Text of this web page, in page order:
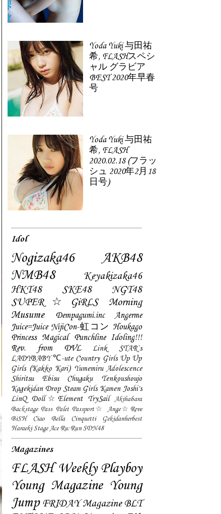
Yoda Yuki 与田祐
希, FLASHスペシ
ャル グラビア
BEST 2020年早春
号
Yoda Yuki 与田祐
希, FLASH
2020.02.18 (フラッ
シュ 2020年2月18
日号)
Idol
Nogizaka46
AKB48
NMB48
Keyakizaka46
HKT48
SKE48
NGT48
SUPER☆GiRLS
Morning
Musume
Dempagumi.inc
Angerme
Juice=Juice NijiCon-虹コン Houkago
Princess Magical Punchline Idoling!!!
Rev. from DVL
Link STAR`s
LADYBABY ℃-ute Country Girls Up Up
Girls (Kakko Kari) Yumemiru Adolescence
Shiritsu Ebisu Chugaku
Tenkoushoujo
Kagekidan Drop Steam Girls Kamen Joshi's
LinQ Doll☆Element TrySail
Akihabara
Backstage Pass Palet Passport☆
Ange☆Reve
BiSH
Ciao Bella Cinquetti
Gekidanherbest
Haraeki Stage Ace Ru:Run SDN48
Magazines
FLASH Weekly Playboy
Young Magazine Young
Jump FRIDAY Magazine BLT